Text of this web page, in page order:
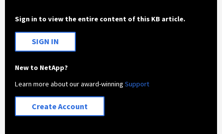
Sign in to view the entire content of this KB article.
SIGN IN
New to NetApp?
Learn more about our award-winningSupport
Create Account